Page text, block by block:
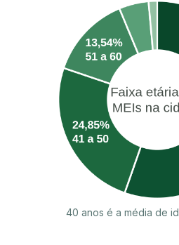
40 anos é a média de